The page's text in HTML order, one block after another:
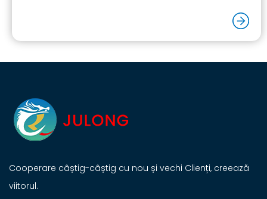
Cooperare câștig-câștig cu nou și vechi Clienți, creează
viitorul.